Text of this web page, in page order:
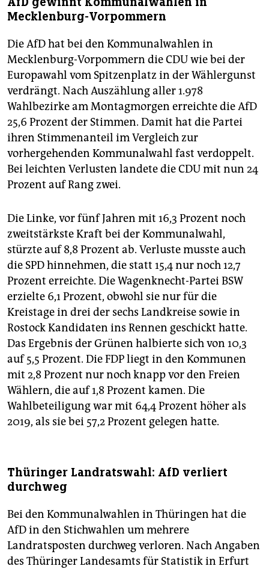
Mecklenburg-Vorpommern
Die AfD hat bei den Kommunalwahlen in
Mecklenburg-Vorpommern die CDU wie bei der
Europawahl vom Spitzenplatz in der Wählergunst
verdrängt. Nach Auszählung aller 1.978
Wahlbezirke am Montagmorgen erreichte die AfD
25,6 Prozent der Stimmen. Damit hat die Partei
ihren Stimmenanteil im Vergleich zur
vorhergehenden Kommunalwahl fast verdoppelt.
Bei leichten Verlusten landete die CDU mit nun 24
Prozent auf Rang zwei.
Die Linke, vor fünf Jahren mit 16,3 Prozent noch
zweitstärkste Kraft bei der Kommunalwahl,
stürzte auf 8,8 Prozent ab. Verluste musste auch
die SPD hinnehmen, die statt 15,4 nur noch 12,7
Prozent erreichte. Die Wagenknecht-Partei BSW
erzielte 6,1 Prozent, obwohl sie nur für die
Kreistage in drei der sechs Landkreise sowie in
Rostock Kandidaten ins Rennen geschickt hatte.
Das Ergebnis der Grünen halbierte sich von 10,3
auf 5,5 Prozent. Die FDP liegt in den Kommunen
mit 2,8 Prozent nur noch knapp vor den Freien
Wählern, die auf 1,8 Prozent kamen. Die
Wahlbeteiligung war mit 64,4 Prozent höher als
2019, als sie bei 57,2 Prozent gelegen hatte.
Thüringer Landratswahl: AfD verliert
durchweg
Bei den Kommunalwahlen in Thüringen hat die
AfD in den Stichwahlen um mehrere
Landratsposten durchweg verloren. Nach Angaben
des Thüringer Landesamts für Statistik in Erfurt